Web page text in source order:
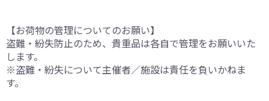
【お荷物の管理についてのお願い】
盗難・紛失防止のため、貴重品は各自で管理をお願いいた
します。
※盗難・紛失について主催者／施設は責任を負いかねま
す。